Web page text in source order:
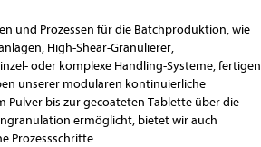
und Prozessen für die Batchproduktion, wie
High-Shear-Granulierer,
oder komplexe Handling-Systeme, fertigen
unserer modularen kontinuierliche
Pulver bis zur gecoateten Tablette über die
ermöglicht, bietet wir auch
Prozessschritte.